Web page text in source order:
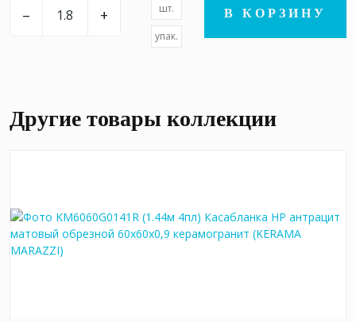
– + шт.
упак.
В КОРЗИНУ
Другие товары коллекции